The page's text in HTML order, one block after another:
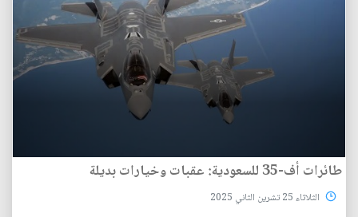
طائرات أف-35 للسعودية: عقبات وخيارات بديلة
الثلاثاء 25 تشرين الثاني 2025